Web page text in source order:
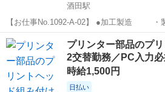
酒田駅
【お仕事No.1092-A-02】 ●加工製造 ・製品の並べ、袋詰め、測
定、検査装置オペレーター ・その他付随する業務
べ、セット、めっき ・その他付随する業務 ・製品の打ち抜
プレス、...
山形 酒田駅 工場
プリンター部品のプ
2交替勤務／PC入力
時給1,500円
日払い